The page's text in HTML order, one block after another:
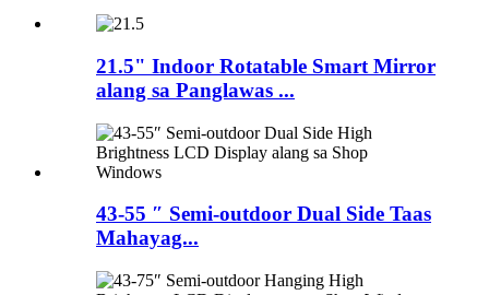
21.5" Indoor Rotatable Smart Mirror
alang sa Panglawas ...
43-55 ″ Semi-outdoor Dual Side Taas
Mahayag...